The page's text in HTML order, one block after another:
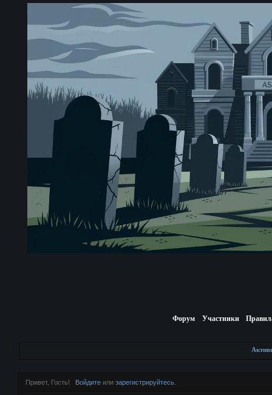
Форум Участники
Привет, Гость! Войдитеили зарегистрируйтесь.